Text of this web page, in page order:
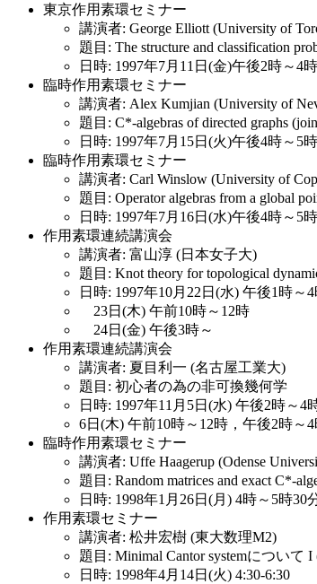
東京作用素環セミナー
講演者: George Elliott (University of
題目: The structure and classification
日時: 1997年7月11日(金)午後2時～4時
臨時作用素環セミナー
講演者: Alex Kumjian (University of
題目: C*-algebras of directed graphs
日時: 1997年7月15日(火)午後4時～5
臨時作用素環セミナー
講演者: Carl Winslow (University of
題目: Operator algebras from a global
日時: 1997年7月16日(水)午後4時～5
作用素環連続講演会
講演者: 富山淳 (日本女子大)
題目: Knot theory for topological
日時: 1997年10月22日(水) 午後1時～
23日(木) 午前10時～12時
24日(金) 午後3時～
作用素環連続講演会
講演者: 夏目利一 (名古屋工業大)
題目: 初心者の為の非可換幾何学
日時: 1997年11月5日(水) 午後2時～4
6日(木) 午前10時～12時，午後2時～
臨時作用素環セミナー
講演者: Uffe Haagerup (Odense
題目: Random matrices and exact C*-
日時: 1998年1月26日(月) 4時～5時30
作用素環セミナー
講演者: 松井宏樹 (東大数理M2)
題目: Minimal Cantor systemについて
日時: 1998年4月14日(火) 4:30-6:30